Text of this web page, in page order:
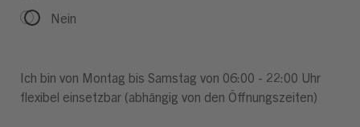
Nein
Ich bin von Montag bis Samstag von 06:00 - 22:00 Uhr
flexibel einsetzbar (abhängig von den Öffnungszeiten)